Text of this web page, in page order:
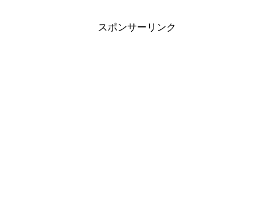
スポンサーリンク